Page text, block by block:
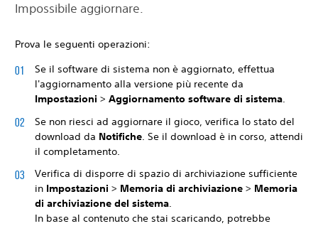
Impossibile aggiornare.
Prova le seguenti operazioni:
Se il software di sistema non è aggiornato, effettua
l'aggiornamento alla versione più recente da
Impostazioni > Aggiornamento software di sistema.
Se non riesci ad aggiornare il gioco, verifica lo stato del
download da Notifiche . Se il download è in corso, attendi
il completamento.
Verifica di disporre di spazio di archiviazione sufficiente
in Impostazioni > Memoria di archiviazione > Memoria
di archiviazione del sistema.
In base al contenuto che stai scaricando, potrebbe